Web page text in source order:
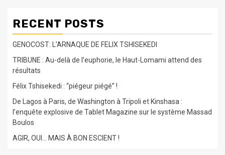
RECENT POSTS
GENOCOST: L’ARNAQUE DE FELIX TSHISEKEDI
TRIBUNE : Au-delà de l’euphorie, le Haut-Lomami attend des
résultats
Félix Tshisekedi : “piégeur piégé” !
De Lagos à Paris, de Washington à Tripoli et Kinshasa :
l’enquête explosive de Tablet Magazine sur le système Massad
Boulos
AGIR, OUI… MAIS À BON ESCIENT !